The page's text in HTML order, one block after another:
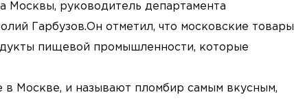
руководитель департамента
Гарбузов.Он отметил, что московские товары
пищевой промышленности, которые
Москве, и называют пломбир самым вкусным,